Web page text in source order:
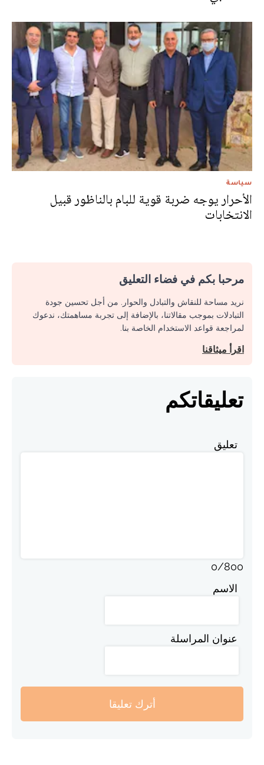
سياسة
الأحرار يوجه ضربة قوية للبام بالناظور قبيل
الانتخابات
مرحبا بكم في فضاء التعليق
نريد مساحة للنقاش والتبادل والحوار. من أجل تحسين جودة
التبادلات بموجب مقالاتنا، بالإضافة إلى تجربة مساهمتك، ندعوك
لمراجعة قواعد الاستخدام الخاصة بنا.
اقرأ ميثاقنا
تعليقاتكم
تعليق
0/800
الاسم
عنوان المراسلة
أترك تعليقا